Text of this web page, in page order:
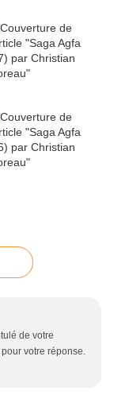
de votre
votre réponse.